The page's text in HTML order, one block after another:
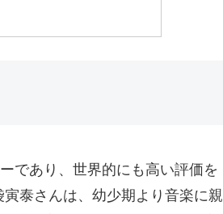
であり、世界的にも高い評価を
泰さんは、幼少期より音楽に親